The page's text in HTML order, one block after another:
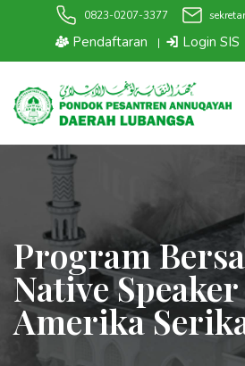
0823-0207-3377
Pendaftaran | Login SIS
Program
Native
Amerika